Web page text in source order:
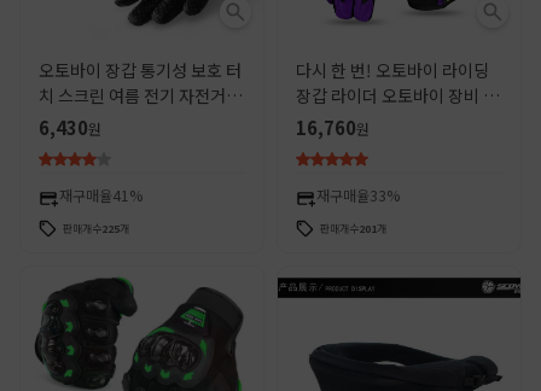
오토바이 장갑 통기성 보호 터
치 스크린 여름 전기 자전거 자
전거 오토바이 승마 장비 모든
손가락 사계절 얇은
6,430원
재구매율41%
판매개수225개
다시 한 번! 오토바이 라이딩
장갑 라이더 오토바이 장비 여
름 탄소 섬유 보호 남성과 여성
통기성
16,760원
재구매율33%
판매개수201개